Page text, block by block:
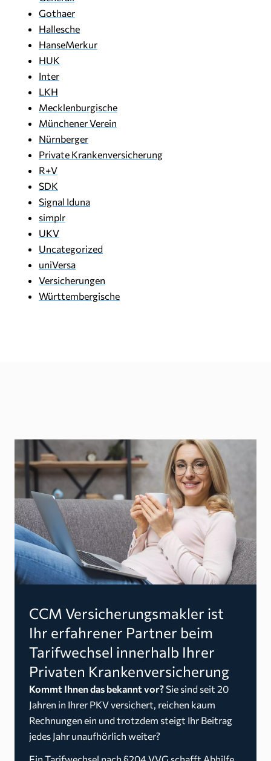
Gothaer
Hallesche
HanseMerkur
HUK
Inter
LKH
Mecklenburgische
Münchener Verein
Nürnberger
Private Krankenversicherung
R+V
SDK
Signal Iduna
simplr
UKV
Uncategorized
uniVersa
Versicherungen
Württembergische
CCM Versicherungsmakler ist
Ihr erfahrener Partner beim
Tarifwechsel innerhalb Ihrer
Privaten Krankenversicherung
Kommt Ihnen das bekannt vor? Sie sind seit 20
Jahren in Ihrer PKV versichert, reichen kaum
Rechnungen ein und trotzdem steigt Ihr Beitrag
jedes Jahr unaufhörlich weiter?